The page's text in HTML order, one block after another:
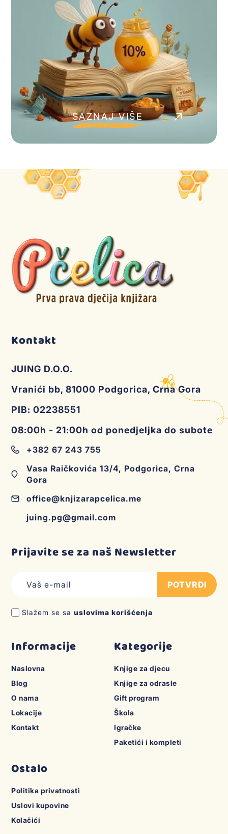
SAZNAJ VIŠE
Kontakt
JUING D.O.O.
Vranići bb, 81000 Podgorica, Crna Gora
PIB: 02238551
08:00h - 21:00h od ponedjeljka do subote
+382 67 243 755
Vasa Raičkovića 13/4, Podgorica, Crna
Gora
office@knjizarapcelica.me
juing.pg@gmail.com
Prijavite se za naš Newsletter
POTVRDI
Slažem se sauslovima korišćenja
Informacije
Naslovna
Blog
O nama
Lokacije
Kontakt
Kategorije
Knjige za djecu
Knjige za odrasle
Gift program
Škola
Igračke
Paketići i kompleti
Ostalo
Politika privatnosti
Uslovi kupovine
Kolačići